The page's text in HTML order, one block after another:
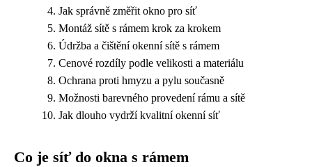
Jak správně změřit okno pro síť
Montáž sítě s rámem krok za krokem
Údržba a čištění okenní sítě s rámem
Cenové rozdíly podle velikosti a materiálu
Ochrana proti hmyzu a pylu současně
Možnosti barevného provedení rámu a sítě
Jak dlouho vydrží kvalitní okenní síť
Co je síť do okna s rámem